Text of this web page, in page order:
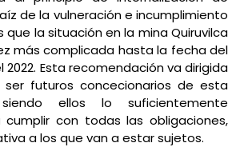
de la vulneración e incumplimiento
la situación en la mina Quiruvilca
más complicada hasta la fecha del
Esta recomendación va dirigida
futuros concecionarios de esta
ellos lo suficientemente
cumplir con todas las obligaciones,
a los que van a estar sujetos.